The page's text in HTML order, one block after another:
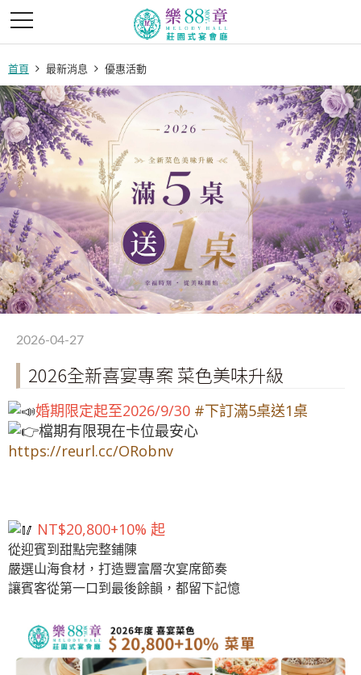
首頁 最新消息 優惠活動
2026-04-27
2026全新喜宴專案 菜色美味升級
婚期限定起至2026/9/30 #下訂滿5桌送1桌
檔期有限現在卡位最安心
https://reurl.cc/ORobnv
NT$20,800+10% 起
從迎賓到甜點完整鋪陳
嚴選山海食材，打造豐富層次宴席節奏
讓賓客從第一口到最後餘韻，都留下記憶